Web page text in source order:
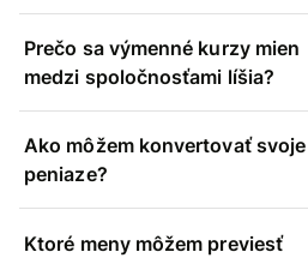
Prečo sa výmenné kurzy mien
medzi spoločnosťami líšia?
Ako môžem konvertovať svoje
peniaze?
Ktoré meny môžem previesť